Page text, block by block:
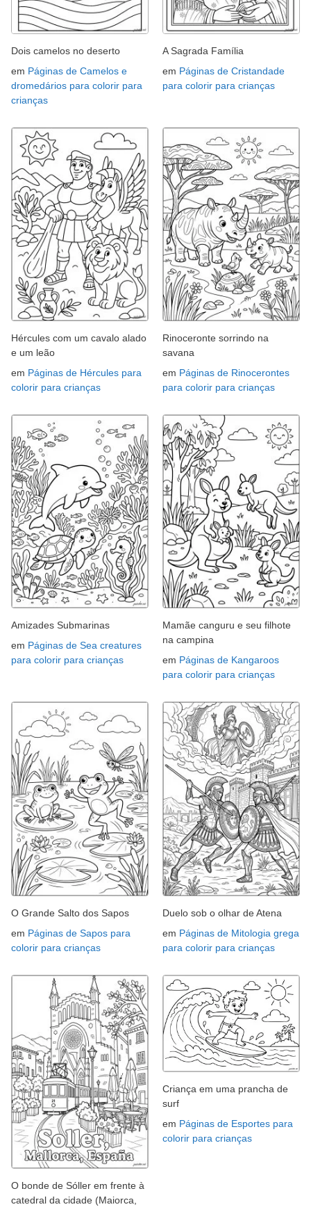
Dois camelos no deserto
em Páginas de Camelos e
dromedários para colorir para
crianças
A Sagrada Família
em Páginas de Cristandade
para colorir para crianças
Hércules com um cavalo alado
e um leão
em Páginas de Hércules para
colorir para crianças
Rinoceronte sorrindo na
savana
em Páginas de Rinocerontes
para colorir para crianças
Amizades Submarinas
em Páginas de Sea creatures
para colorir para crianças
Mamãe canguru e seu filhote
na campina
em Páginas de Kangaroos
para colorir para crianças
O Grande Salto dos Sapos
em Páginas de Sapos para
colorir para crianças
Duelo sob o olhar de Atena
em Páginas de Mitologia grega
para colorir para crianças
O bonde de Sóller em frente à
catedral da cidade (Maiorca,
Criança em uma prancha de
surf
em Páginas de Esportes para
colorir para crianças